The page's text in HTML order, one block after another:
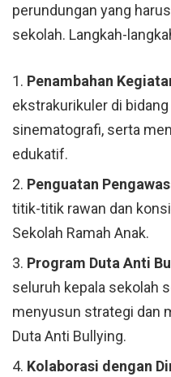
perundungan yang
sekolah. Langkah-
Penambahan
ekstrakurikuler di
sinematografi, serta
edukatif.
Penguatan
titik-titik rawan dan
Sekolah Ramah Anak.
Program Duta Anti
seluruh kepala sekolah
menyusun strategi dan
Duta Anti Bullying.
Kolaborasi dengan